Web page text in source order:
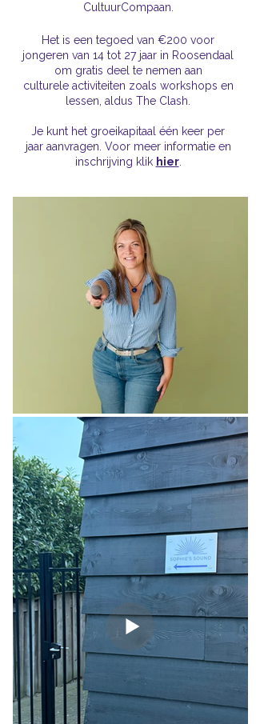
CultuurCompaan.
Het is een tegoed van €200 voor
jongeren van 14 tot 27 jaar in Roosendaal
om gratis deel te nemen aan
culturele activiteiten zoals workshops en
lessen, aldus The Clash.
Je kunt het groeikapitaal één keer per
jaar aanvragen. Voor meer informatieen
inschrijving klik hier.